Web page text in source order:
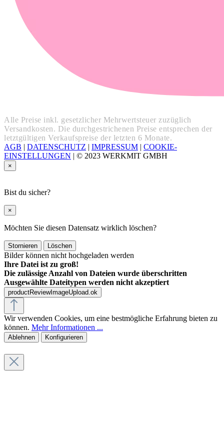
Alle Preise inkl. gesetzlicher Mehrwertsteuer zuzüglich
Versandkosten. Die durchgestrichenen Preise entsprechen der
letztgültigen Verkaufspreise der letzten 6 Monate.
AGB | DATENSCHUTZ | IMPRESSUM | COOKIE-
EINSTELLUNGEN | © 2023 WERKMIT GMBH
×
Bist du sicher?
×
Möchten Sie diesen Datensatz wirklich löschen?
Stornieren Löschen
Bilder können nicht hochgeladen werden
Ihre Datei ist zu groß!
Die zulässige Anzahl von Dateien wurde überschritten
Ausgewählte Dateitypen werden nicht akzeptiert
productReviewImageUpload.ok
Wir verwenden Cookies, um eine bestmögliche Erfahrung bieten zu
können. Mehr Informationen ...
Ablehnen Konfigurieren